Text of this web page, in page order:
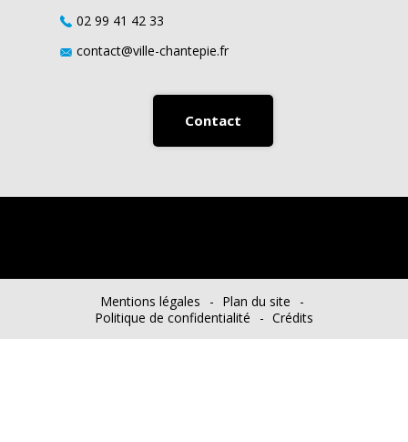
02 99 41 42 33
contact@ville-chantepie.fr
Contact
Mentions légales
Plan du site
Politique de confidentialité
Crédits